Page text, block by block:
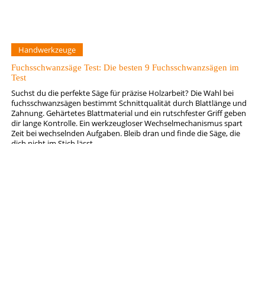
Handwerkzeuge
Fuchsschwanzsäge Test: Die besten 9 Fuchsschwanzsägen im
Test
Suchst du die perfekte Säge für präzise Holzarbeit? Die Wahl bei
fuchsschwanzsägen bestimmt Schnittqualität durch Blattlänge und
Zahnung. Gehärtetes Blattmaterial und ein rutschfester Griff geben
dir lange Kontrolle. Ein werkzeugloser Wechselmechanismus spart
Zeit bei wechselnden Aufgaben. Bleib dran und finde die Säge, die
dich nicht im Stich lässt.